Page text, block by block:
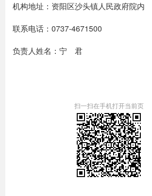
机构地址：资阳区沙头镇人民政府院内
联系电话：0737-4671500
负责人姓名：宁 君
扫一扫在手机打开当前页